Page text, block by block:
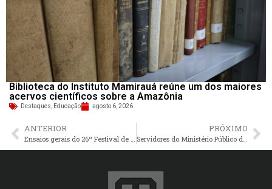
Biblioteca do Instituto Mamirauá reúne um dos maiores
acervos científicos sobre a Amazônia
Destaques, Educação agosto 6, 2026
ANTERIOR
Ensaios gerais do 26º Festival de Cirandas de Manacapuru têm início nesta segunda-feira no Parque do Ingá
PRÓXIMO
Servidores do Ministério Público do Amazonas escolhem lista tríplice para Procurador(a)-Geral de Justiça em “Eleição Simbólica”